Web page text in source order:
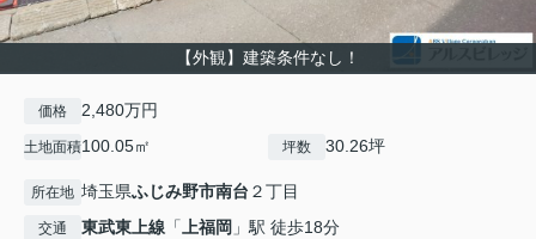
【外観】建築条件なし！
価格 2,480万円
土地面積100.05㎡ 坪数 30.26坪
所在地 埼玉県ふじみ野市南台 ２丁目
交通 東武東上線 「上福岡 」駅 徒歩18分